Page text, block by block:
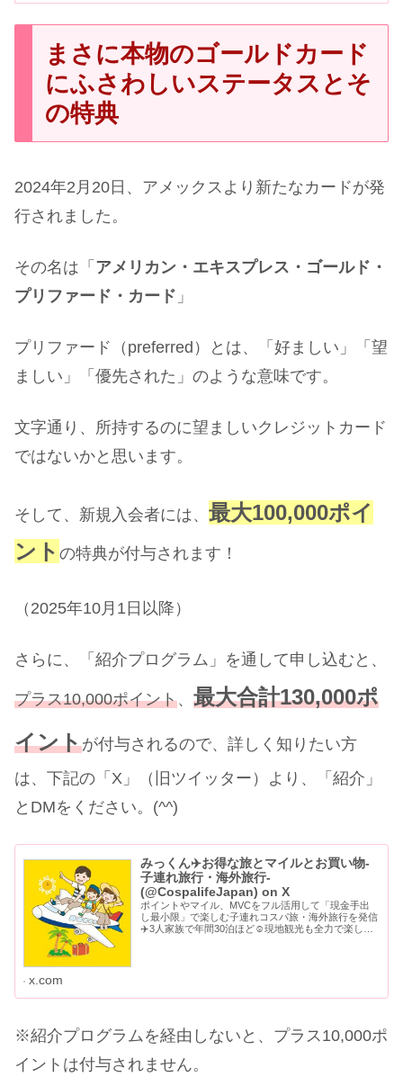
まさに本物のゴールドカード
にふさわしいステータスとそ
の特典
2024年2月20日、アメックスより新たなカードが発
行されました。
その名は「 アメリカン・エキスプレス・ゴールド・
プリファード・カード 」
プリファード（preferred）とは、「好ましい」「望
ましい」「優先された」のような意味です。
文字通り、所持するのに望ましいクレジットカード
ではないかと思います。
そして、新規入会者には、 最大100,000ポイ
ント の特典が付与されます！
（2025年10月1日以降）
さらに、「紹介プログラム」を通して申し込むと、
プラス10,000ポイント、 最大合計130,000ポ
イントが付与されるので、詳しく知りたい方
は、下記の「X」（旧ツイッター）より、「紹介」
とDMをください。(^^)
みっくん✈️お得な旅とマイルとお買い物-
子連れ旅行・海外旅行-
(@CospalifeJapan) on X
ポイントやマイル、MVCをフル活用して「現金手出
し最小限」で楽しむ子連れコスパ旅・海外旅行を発信
✈️3人家族で年間30泊ほど☺️現地観光も全力で楽しむ
x.com
※紹介プログラムを経由しないと、プラス10,000ポ
イントは付与されません。